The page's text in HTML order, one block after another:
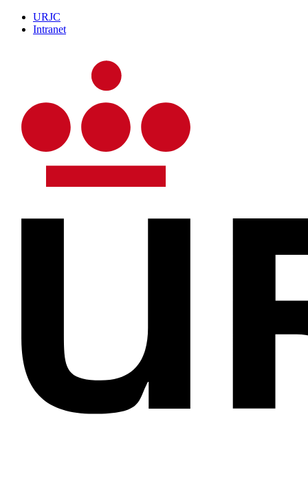
URJC
Intranet